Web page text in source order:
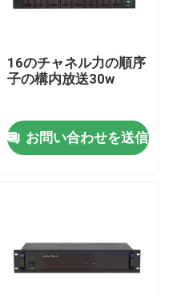
16のチャネル力の順序
子の構内放送30w
お問い合わせを送信